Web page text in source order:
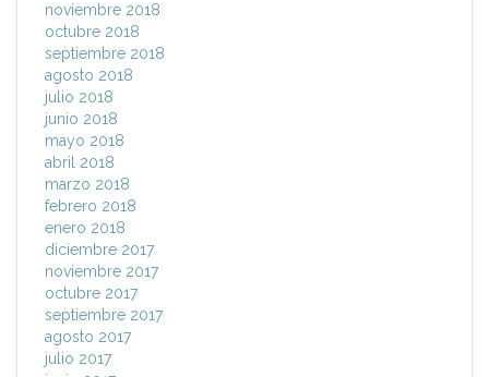
noviembre 2018
octubre 2018
septiembre 2018
agosto 2018
julio 2018
junio 2018
mayo 2018
abril 2018
marzo 2018
febrero 2018
enero 2018
diciembre 2017
noviembre 2017
octubre 2017
septiembre 2017
agosto 2017
julio 2017